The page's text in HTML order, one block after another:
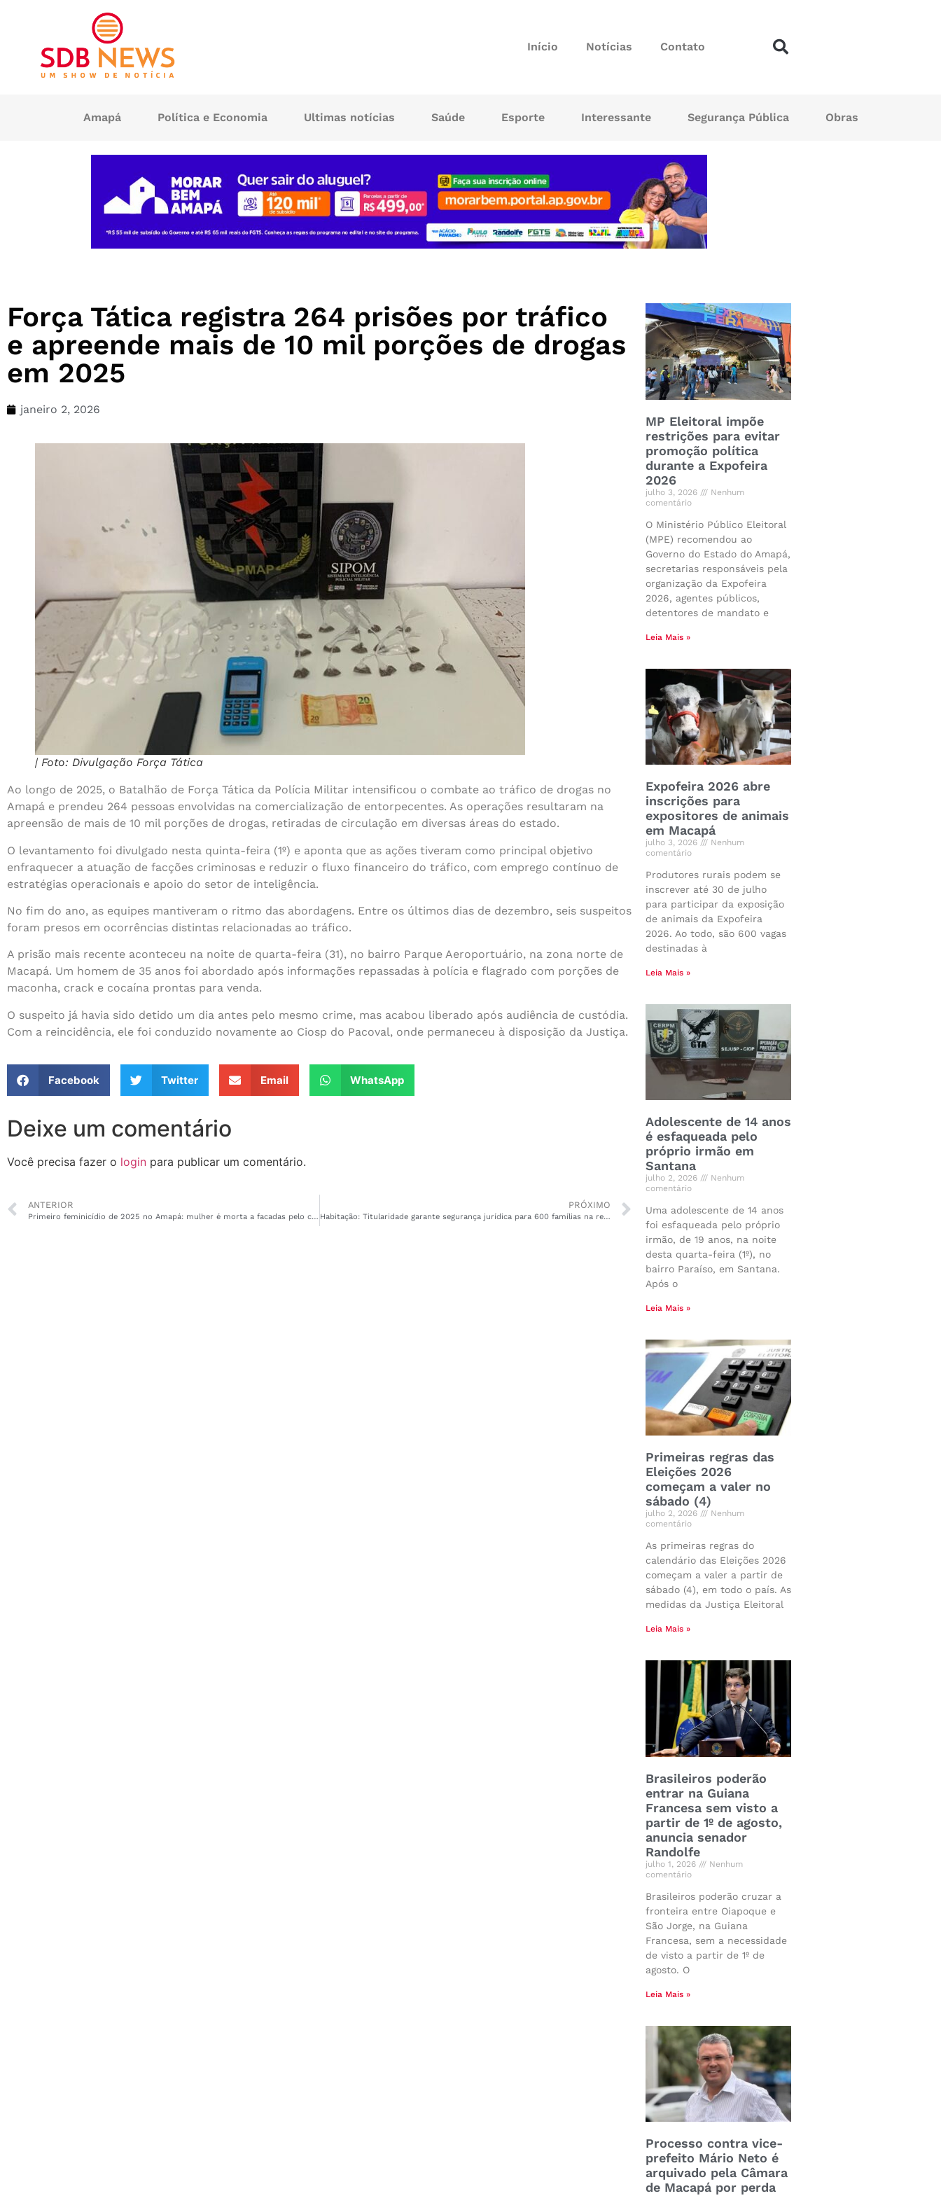
Início Notícias Contato
Amapá Política e Economia Ultimas notícias Saúde Esporte Interessante Segurança Pública Obras
Força Tática registra 264 prisões por tráfico
e apreende mais de 10 mil porções de drogas
em 2025
janeiro 2, 2026
| Foto: Divulgação Força Tática
Ao longo de 2025, o Batalhão de Força Tática da Polícia Militar intensificou o combate ao tráfico de drogas no
Amapá e prendeu 264 pessoas envolvidas na comercialização de entorpecentes. As operações resultaram na
apreensão de mais de 10 mil porções de drogas, retiradas de circulação em diversas áreas do estado.
O levantamento foi divulgado nesta quinta-feira (1º) e aponta que as ações tiveram como principal objetivo
enfraquecer a atuação de facções criminosas e reduzir o fluxo financeiro do tráfico, com emprego contínuo de
estratégias operacionais e apoio do setor de inteligência.
No fim do ano, as equipes mantiveram o ritmo das abordagens. Entre os últimos dias de dezembro, seis suspeitos
foram presos em ocorrências distintas relacionadas ao tráfico.
A prisão mais recente aconteceu na noite de quarta-feira (31), no bairro Parque Aeroportuário, na zona norte de
Macapá. Um homem de 35 anos foi abordado após informações repassadas à polícia e flagrado com porções de
maconha, crack e cocaína prontas para venda.
O suspeito já havia sido detido um dia antes pelo mesmo crime, mas acabou liberado após audiência de custódia.
Com a reincidência, ele foi conduzido novamente ao Ciosp do Pacoval, onde permaneceu à disposição da Justiça.
Facebook Twitter Email WhatsApp
Deixe um comentário
Você precisa fazer o login para publicar um comentário.
ANTERIOR
Primeiro feminicídio de 2025 no Amapá: mulher é morta a facadas pelo companheiro em Santana
PRÓXIMO
Habitação: Titularidade garante segurança jurídica para 600 famílias na região da Norte-Sul
MP Eleitoral impõe
restrições para evitar
promoção política
durante a Expofeira
2026
julho 3, 2026
Nenhum
comentário
O Ministério Público Eleitoral
(MPE) recomendou ao
Governo do Estado do Amapá,
secretarias responsáveis pela
organização da Expofeira
2026, agentes públicos,
detentores de mandato e
Leia Mais »
Expofeira 2026 abre
inscrições para
expositores de animais
em Macapá
julho 3, 2026
Nenhum
comentário
Produtores rurais podem se
inscrever até 30 de julho
para participar da exposição
de animais da Expofeira
2026. Ao todo, são 600 vagas
destinadas à
Leia Mais »
Adolescente de 14 anos
é esfaqueada pelo
próprio irmão em
Santana
julho 2, 2026
Nenhum
comentário
Uma adolescente de 14 anos
foi esfaqueada pelo próprio
irmão, de 19 anos, na noite
desta quarta-feira (1º), no
bairro Paraíso, em Santana.
Após o
Leia Mais »
Primeiras regras das
Eleições 2026
começam a valer no
sábado (4)
julho 2, 2026
Nenhum
comentário
As primeiras regras do
calendário das Eleições 2026
começam a valer a partir de
sábado (4), em todo o país. As
medidas da Justiça Eleitoral
Leia Mais »
Brasileiros poderão
entrar na Guiana
Francesa sem visto a
partir de 1º de agosto,
anuncia senador
Randolfe
julho 1, 2026
Nenhum
comentário
Brasileiros poderão cruzar a
fronteira entre Oiapoque e
São Jorge, na Guiana
Francesa, sem a necessidade
de visto a partir de 1º de
agosto. O
Leia Mais »
Processo contra vice-
prefeito Mário Neto é
arquivado pela Câmara
de Macapá por perda